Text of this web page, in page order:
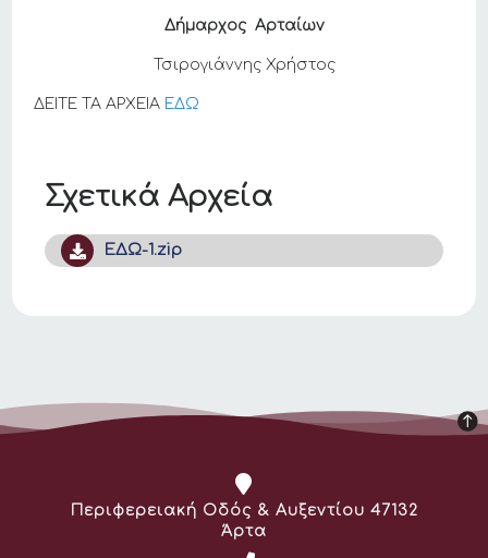
Σχετικά Αρχεία
ΕΔΩ-1.zip
Δήμαρχος Αρταίων
Τσιρογιάννης Χρήστος
ΔΕΙΤΕ ΤΑ ΑΡΧΕΙΑ ΕΔΩ
Διεύθυνση:
Περιφερειακή Οδός & Αυξεντίου 47132
Άρτα